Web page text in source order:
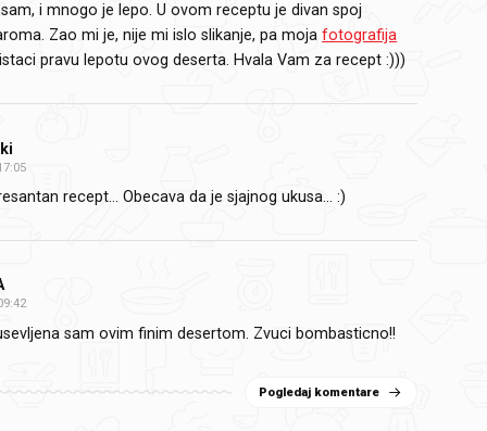
i mnogo je lepo. U ovom receptu je divan spoj
Zao mi je, nije mi islo slikanje, pa mojafotografija
pravu lepotu ovog deserta. Hvala Vam za recept :)))
recept… Obecava da je sjajnog ukusa… :)
sam ovim finim desertom. Zvuci bombasticno!!
Pogledaj komentare